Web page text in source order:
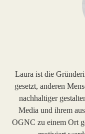
Laura ist die
gesetzt, anderen
nachhaltiger
Media und ihrem
OGNC zu einem Ort